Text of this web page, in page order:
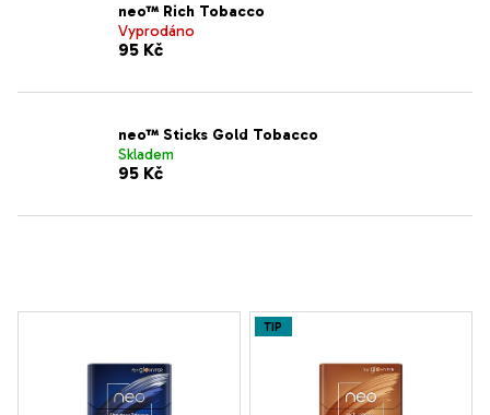
neo™ Rich Tobacco
Vyprodáno
95 Kč
neo™ Sticks Gold Tobacco
Skladem
95 Kč
TIP